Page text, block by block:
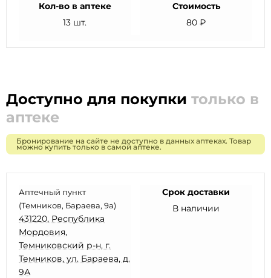
Кол-во в аптеке
13 шт.
Стоимость
80 ₽
Доступно для покупки только в
аптеке
Бронирование на сайте не доступно в данных аптеках. Товар
можно купить только в самой аптеке.
Аптечный пункт
(Темников, Бараева, 9а)
431220, Республика
Мордовия,
Темниковский р-н, г.
Темников, ул. Бараева, д.
9А
Срок доставки
В наличии